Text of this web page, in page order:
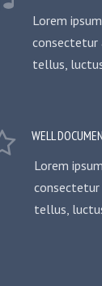
Lorem
consectetur
tellus,
WELL
Lorem
tellus,